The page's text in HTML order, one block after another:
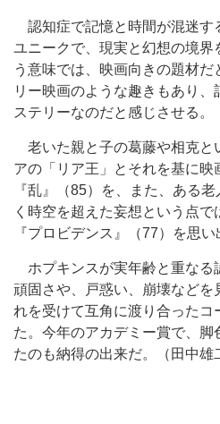
認知症で記憶と時間が混迷す
ユニークで、現実と幻想の境界
う意味では、映画向きの題材
リー映画のような趣きもあり、
ステリーなのだと感じさせる。
老いた親と子の葛藤や相克と
アの「リア王」とそれを基に映
『乱』（85）を、また、ある
く時空を超えた妄想という点
『プロビデンス』（77）を思い
ホプキンスが実年齢と重なる
頑固さや、戸惑い、崩壊などを
れを受けて互角に渡り合ったコ
た。今年のアカデミー賞で、脚
たのも納得の出来だ。（田中雄